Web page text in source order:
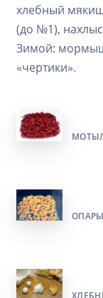
хлебный
(до №1),
Зимой:
«чертики».